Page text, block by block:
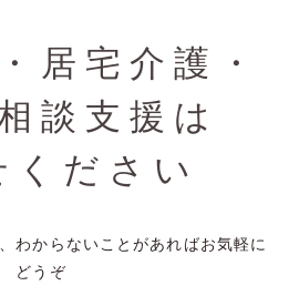
居宅介護・
談支援は
ください
わからないことがあればお気軽に
どうぞ